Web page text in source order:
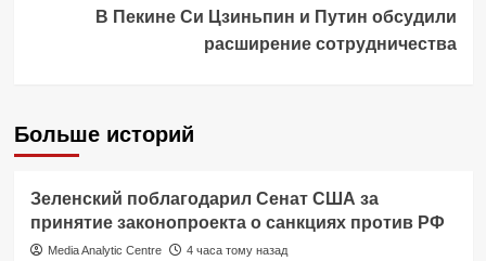
В Пекине Си Цзиньпин и Путин обсудили
расширение сотрудничества
Больше историй
Зеленский поблагодарил Сенат США за
принятие законопроекта о санкциях против РФ
Media Analytic Centre 4 часа тому назад